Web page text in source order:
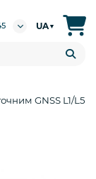
UA▼
GNSS L1/L5